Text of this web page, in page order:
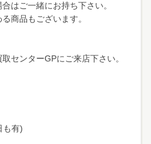
はご一緒にお持ち下さい。
商品もございます。
センターGPにご来店下さい。
も有)